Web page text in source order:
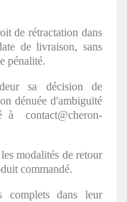
de rétractation dans
de livraison, sans
pénalité.
sa décision de
dénuée d'ambiguïté
à contact@cheron-
modalités de retour
commandé.
complets dans leur